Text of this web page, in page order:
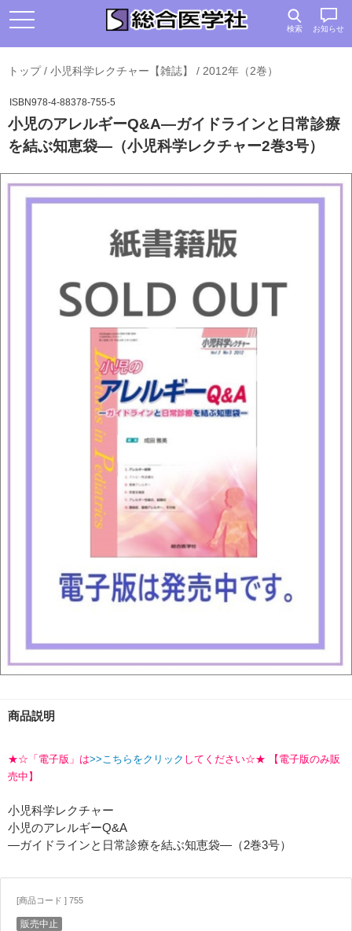
検索 お知らせ
トップ/ 小児科学レクチャー【雑誌】 / 2012年（2巻）
ISBN978-4-88378-755-5
小児のアレルギーQ&A―ガイドラインと日常診療
を結ぶ知恵袋―（小児科学レクチャー2巻3号）
商品説明
★☆「電子版」は>>こちらをクリック してください☆★ 【電子版のみ販
売中】
小児科学レクチャー
小児のアレルギーQ&A
―ガイドラインと日常診療を結ぶ知恵袋―（2巻3号）
[商品コード ] 755
販売中止